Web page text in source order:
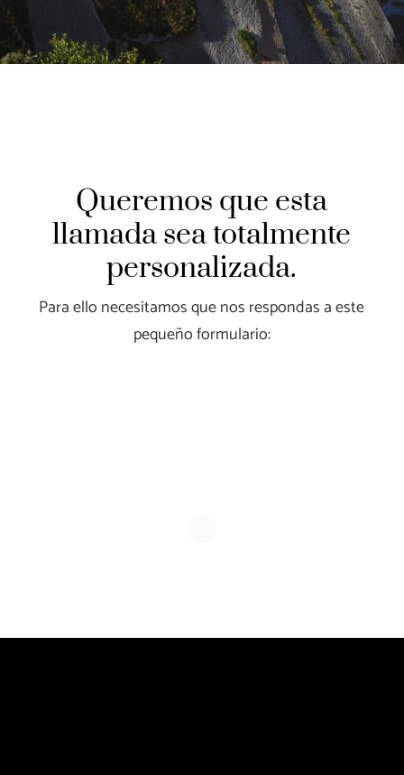
Queremos que esta
llamada sea totalmente
personalizada.
Para ello necesitamos que nos respondas a este
pequeño formulario: